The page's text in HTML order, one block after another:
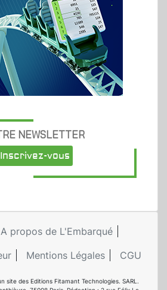
NEWSLETTER
Inscrivez-vous
A propos de L'Embarqué
Mentions Légales CGU
site des Editions Fitamant Technologies. SARL.